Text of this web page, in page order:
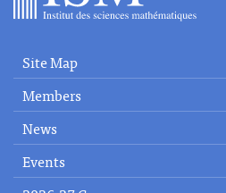
Site Map
Members
News
Events